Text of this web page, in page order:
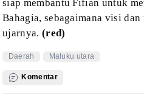
siap membantu Fifian untuk
Bahagia, sebagaimana visi dan
ujarnya. (red)
Daerah Maluku utara
Komentar